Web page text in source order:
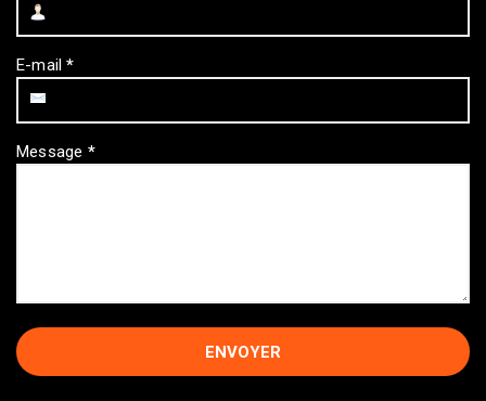
E-mail*
Message *